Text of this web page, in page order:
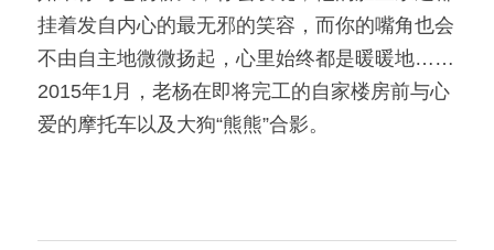
挂着发自内心的最无邪的笑容，而你的嘴角也会
不由自主地微微扬起，心里始终都是暖暖地……
2015年1月，老杨在即将完工的自家楼房前与心
爱的摩托车以及大狗“熊熊”合影。